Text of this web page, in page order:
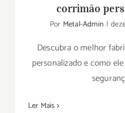
corrimão
Por Metal-Admin |
Descubra o melhor
personalizado e como
Ler Mais